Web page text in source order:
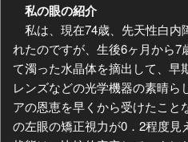
私の眼の紹介
私は、現在74歳、先天性白内
れたのですが、生後6ヶ月から
て濁った水晶体を摘出して、早
レンズなどの光学機器の素晴ら
アの恩恵を早くから受けたこと
の左眼の矯正視力が0．2程度見